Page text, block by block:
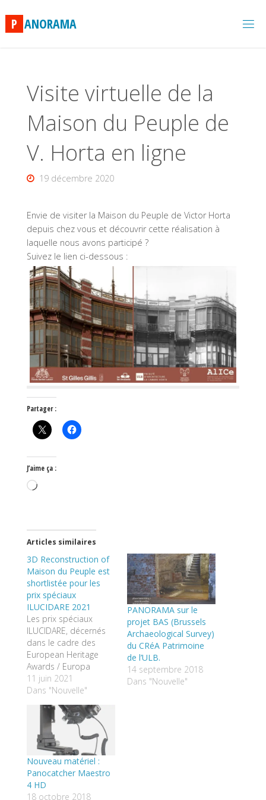
content
P ANORAMA
Visite virtuelle de la
Maison du Peuple de
V. Horta en ligne
19 décembre 2020
Envie de visiter la Maison du Peuple de Victor Horta
depuis chez vous et découvrir cette réalisation à
laquelle nous avons participé ?
Suivez le lien ci-dessous :
Partager :
J’aime ça :
Chargement…
Articles similaires
3D Reconstruction of
Maison du Peuple est
shortlistée pour les
prix spéciaux
ILUCIDARE 2021
Les prix spéciaux
ILUCIDARE, décernés
dans le cadre des
European Heritage
Awards / Europa
Nostra Awards, visent
à démontrer que le
une ressource
puissante pour
renforcer les échanges
et la collaboration
internationale et
favoriser un
développement
durable fondé sur
11 juin 2021
Dans "Nouvelle"
PANORAMA sur le
projet BAS (Brussels
Archaeological Survey)
du CRéA Patrimoine
de l’ULB.
14 septembre 2018
Dans "Nouvelle"
Nouveau matériel :
Panocatcher Maestro
4 HD
18 octobre 2018